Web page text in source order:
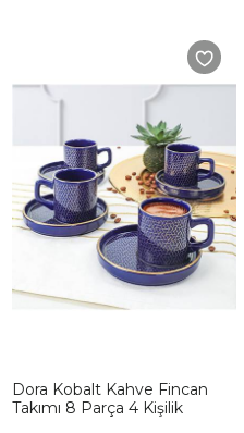
Dora Kobalt Kahve Fincan
Takımı 8 Parça 4 Kişilik